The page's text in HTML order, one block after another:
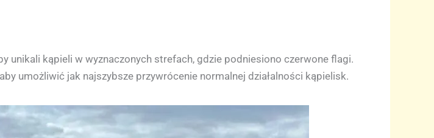
unikali kąpieli w wyznaczonych strefach, gdzie podniesiono czerwone flagi.
umożliwić jak najszybsze przywrócenie normalnej działalności kąpielisk.